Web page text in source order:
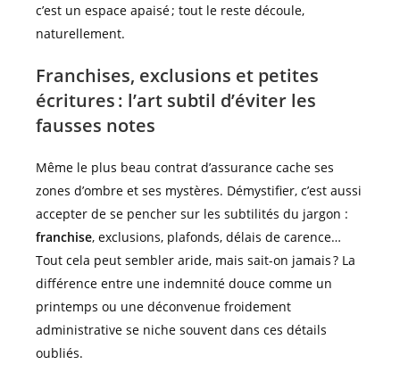
c’est un espace apaisé ; tout le reste découle,
naturellement.
Franchises, exclusions et petites
écritures : l’art subtil d’éviter les
fausses notes
Même le plus beau contrat d’assurance cache ses
zones d’ombre et ses mystères. Démystifier, c’est aussi
accepter de se pencher sur les subtilités du jargon :
franchise, exclusions, plafonds, délais de carence…
Tout cela peut sembler aride, mais sait-on jamais ? La
différence entre une indemnité douce comme un
printemps ou une déconvenue froidement
administrative se niche souvent dans ces détails
oubliés.